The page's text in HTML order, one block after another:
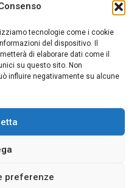
tecnologie come i cookie
del dispositivo. Il
di elaborare dati come il
su questo sito. Non
influire negativamente su alcune
preferenze
Aglio